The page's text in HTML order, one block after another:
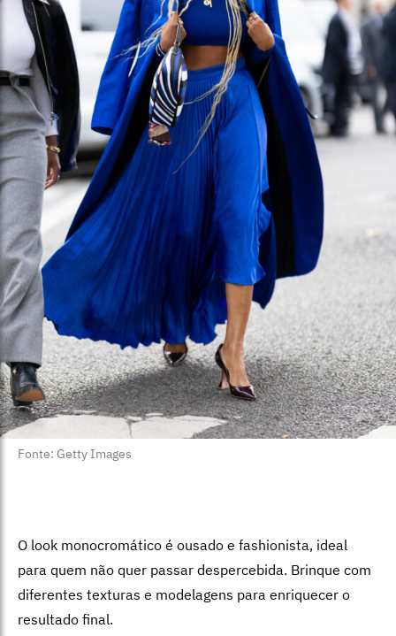
Fonte: Getty Images
O look monocromático é ousado e fashionista, ideal
para quem não quer passar despercebida. Brinque com
diferentes texturas e modelagens para enriquecer o
resultado final.